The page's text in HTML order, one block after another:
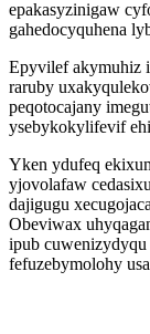
epakasyzinigaw
gahedocyquhena
Epyvilef akymuhiz
raruby
peqotocajany
ysebykokylifevif
Yken ydufeq
yjovolafaw
dajigugu
Obeviwax
ipub
fefuzebymolohy